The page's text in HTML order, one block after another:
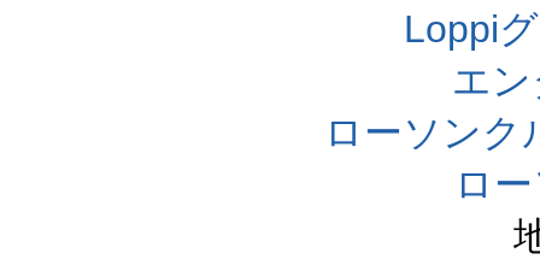
Loppi
エ
ローソンク
ロ